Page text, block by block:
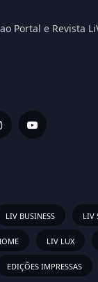
Portal e Revista
LIV BUSINESS LIV
LIV LUX
EDIÇÕES IMPRESSAS